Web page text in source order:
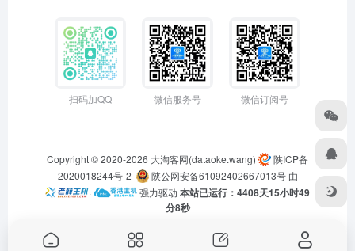
扫码加QQ 微信服务号 微信订阅号
Copyright © 2020-2026 大淘客网(dataoke.wang)
陕ICP备
2020018244号-2
陕公网安备61092402667013号由
·
强力驱动 本站已运行：4408天15小时49
分8秒